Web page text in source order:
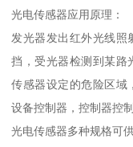
光电传感器应用原理：
发光器发出红外光线照
挡，受光器检测到某路
传感器设定的危险区域
设备控制器，控制器控
光电传感器多种规格可